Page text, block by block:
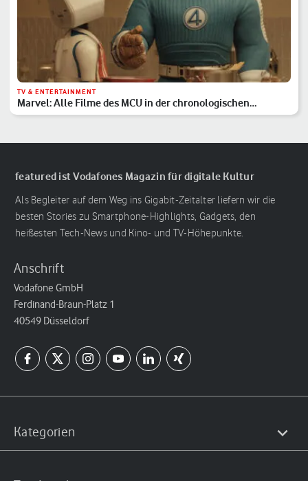
TV & ENTERTAINMENT
Marvel: Alle Filme des MCU in der chronologischen
Reihenfolge
featured ist Vodafones Magazin für digitale Kultur
Als Begleiter auf dem Weg ins Gigabit-Zeitalter liefern wir die
besten Stories zu Smartphone-Highlights, Gadgets, den
heißesten Tech-News und Kino- und TV-Höhepunkte.
Anschrift
Vodafone GmbH
Ferdinand-Braun-Platz 1
40549 Düsseldorf
Kategorien